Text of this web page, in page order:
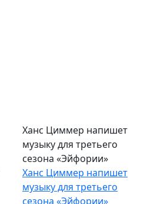
Ханс Циммер напишет
музыку для третьего
сезона «Эйфории»
Ханс Циммер напишет
музыку для третьего
сезона «Эйфории»